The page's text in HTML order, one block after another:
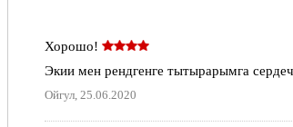
Хорошо!
Экии мен рендгенге тытырарымга
Ойгул, 25.06.2020